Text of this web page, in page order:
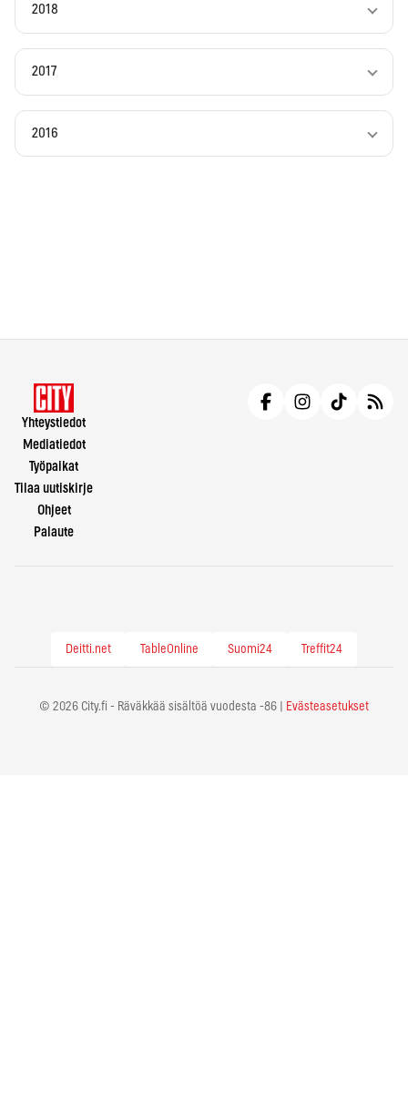
2018
2017
2016
Yhteystiedot
Mediatiedot
Työpaikat
Tilaa uutiskirje
Ohjeet
Palaute
Deitti.net TableOnline Suomi24 Treffit24
© 2026 City.fi - Räväkkää sisältöä vuodesta -86 | Evästeasetukset